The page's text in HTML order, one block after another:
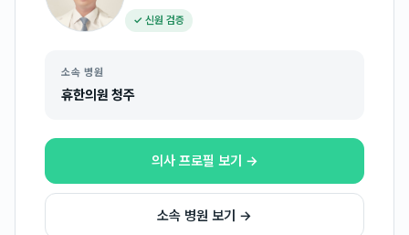
✓ 신원 검증
소속 병원
휴한의원 청주
의사 프로필 보기 →
소속 병원 보기 →